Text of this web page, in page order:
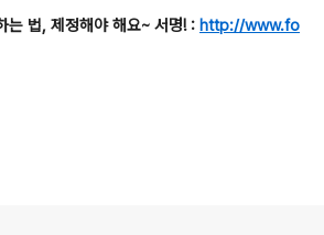
는 법, 제정해야 해요~ 서명! : http://www.fo